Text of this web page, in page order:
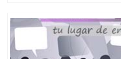
University）圣何塞州立大学
University）圣何塞州立大学学
University）圣何塞州立大学
University）圣何塞州立大学结